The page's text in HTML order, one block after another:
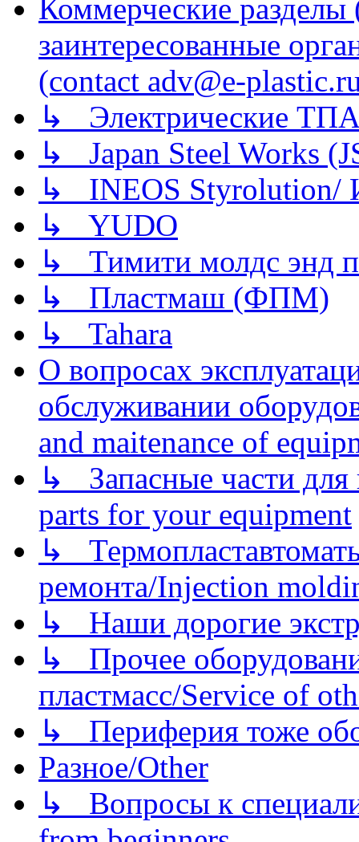
Коммерческие
заинтересованные
(contact adv@e-
↳ Электрические
↳ Japan Steel Works
↳ INEOS
↳ YUDO
↳ Тимити молдс энд
↳ Пластмаш (ФПМ)
↳ Tahara
О вопросах
обслуживании
and maitenance of
↳ Запасные части для
parts for your equipment
↳
ремонта/Injection
↳ Наши дорогие
↳ Прочее
пластмасс/Service of
↳ Периферия тоже
Разное/Other
↳ Вопросы к